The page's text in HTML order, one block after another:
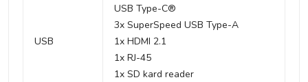
USB
USB Type-C®
3x SuperSpeed USB Type-A
1x HDMI 2.1
1x RJ-45
1x SD kard reader